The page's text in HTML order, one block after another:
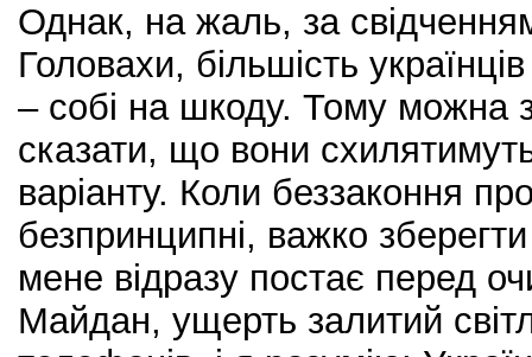
Однак, на жаль, за
Головахи, більшість
– собі на шкоду. Тому можна з
сказати, що вони
варіанту. Коли беззаконня
безпринципні, важко
мене відразу постає перед
Майдан, ущерть залитий